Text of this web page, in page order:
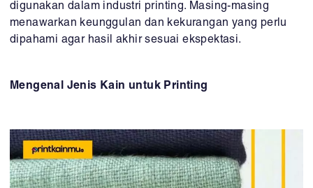
digunakan dalam industri printing. Masing-masing
menawarkan keunggulan dan kekurangan yang perlu
dipahami agar hasil akhir sesuai ekspektasi.
Mengenal Jenis Kain untuk Printing